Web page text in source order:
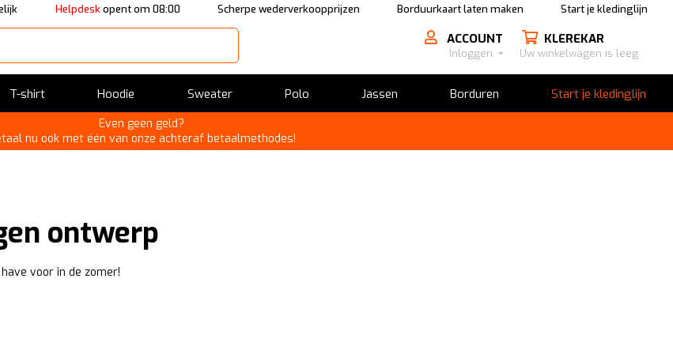
Helpdeskopent om 08:00 Scherpe wederverkoopprijzen Borduurkaart laten maken Start je kledinglijn
ACCOUNT
Inloggen
KLEREKAR
Uw winkelwagen is leeg
T-shirt Hoodie Sweater Polo Jassen Borduren Start je kledinglijn
Even geen geld?
nu ook met één van onze achteraf betaalmethodes!
ontwerp
voor in de zomer!